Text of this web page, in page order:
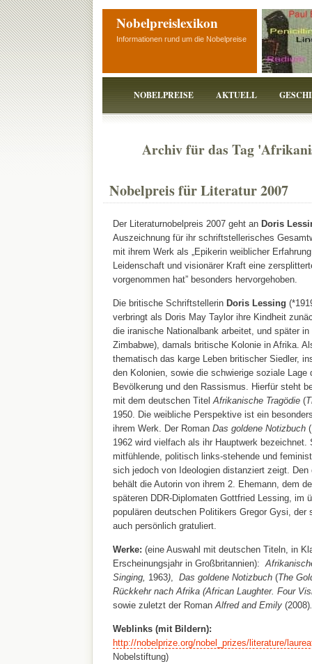
Nobelpreislexikon
Informationen rund um die Nobelpreise
NOBELPREISE AKTUELL
Archiv für das Tag
Nobelpreis für Literatur 2007
Der Literaturnobelpreis 2007 geht an Doris
Auszeichnung für ihr schriftstellerisches
mit ihrem Werk als „Epikerin weiblicher
Leidenschaft und visionärer Kraft eine
vorgenommen hat” besonders hervorgehoben.
Die britische Schriftstellerin Doris Lessing
verbringt als Doris May Taylor ihre Kindheit
die iranische Nationalbank arbeitet, und später
Zimbabwe), damals britische Kolonie in Afrika.
thematisch das karge Leben britischer Siedler,
den Kolonien, sowie die schwierige soziale Lage
Bevölkerung und den Rassismus. Hierfür steht
mit dem deutschen Titel Afrikanische Tragödie(
1950. Die weibliche Perspektive ist ein
ihrem Werk. Der Roman Das goldene Notizbuch(
1962 wird vielfach als ihr Hauptwerk bezeichnet.
mitfühlende, politisch links-stehende und
sich jedoch von Ideologien distanziert zeigt. Den
behält die Autorin von ihrem 2. Ehemann, dem
späteren DDR-Diplomaten Gottfried Lessing, im
populären deutschen Politikers Gregor Gysi, der
auch persönlich gratuliert.
Werke: (eine Auswahl mit deutschen Titeln, in
Erscheinungsjahr in Großbritannien):
Singing, 1963), Das goldene Notizbuch(The
Rückkehr nach Afrika (African Laughter. Four
sowie zuletzt der Roman Alfred and Emily (2008).
Weblinks (mit Bildern):
http://nobelprize.org/nobel_prizes/literature/
Nobelstiftung)